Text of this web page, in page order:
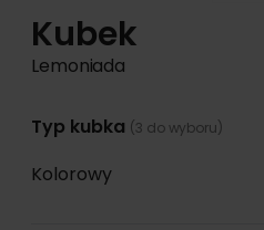
Kubek
Lemoniada
Typ kubka (3 do wyboru)
Kolorowy